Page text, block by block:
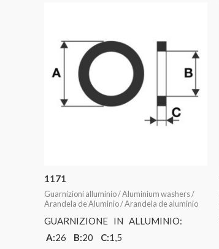
1171
Guarnizioni alluminio / Aluminium washers /
Arandela de Aluminio / Arandela de aluminio
GUARNIZIONE IN ALLUMINIO:
A:26 B:20 C:1,5